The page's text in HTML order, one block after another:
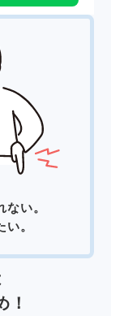
い。
。
！